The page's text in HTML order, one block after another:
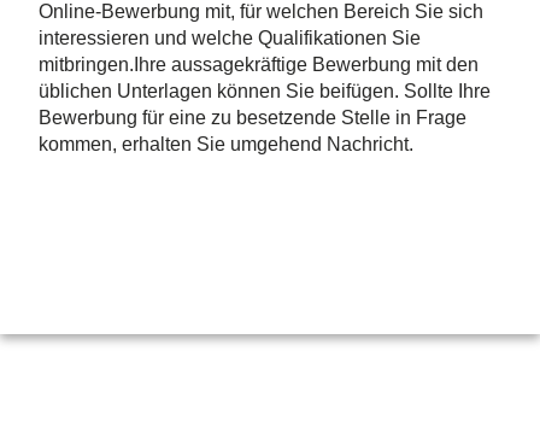
Online-Bewerbung mit, für welchen Bereich Sie sich
interessieren und welche Qualifikationen Sie
mitbringen.Ihre aussagekräftige Bewerbung mit den
üblichen Unterlagen können Sie beifügen. Sollte Ihre
Bewerbung für eine zu besetzende Stelle in Frage
kommen, erhalten Sie umgehend Nachricht.